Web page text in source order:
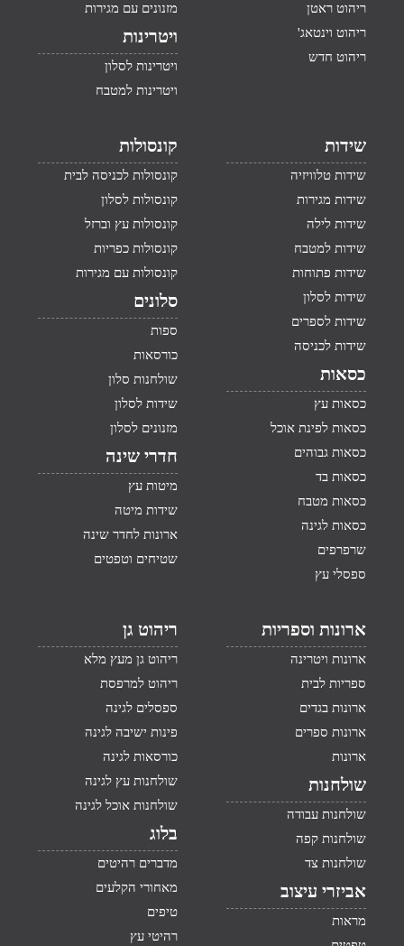
ריהוט ראטן
ריהוט וינטאג'
ריהוט חדש
מזנונים עם מגירות
ויטרינות
ויטרינות לסלון
ויטרינות למטבח
שידות
שידות טלוויזיה
שידות מגירות
שידות לילה
שידות למטבח
שידות פתוחות
שידות לסלון
שידות לספרים
שידות לכניסה
כסאות
כסאות עץ
כסאות לפינת אוכל
כסאות גבוהים
כסאות בד
כסאות מטבח
כסאות לגינה
שרפרפים
ספסלי עץ
קונסולות
קונסולות לכניסה לבית
קונסולות לסלון
קונסולות עץ וברזל
קונסולות כפריות
קונסולות עם מגירות
סלונים
ספות
כורסאות
שולחנות סלון
שידות לסלון
מזנונים לסלון
חדרי שינה
מיטות עץ
שידות מיטה
ארונות לחדר שינה
שטיחים וטפטים
ארונות וספריות
ארונות ויטרינה
ספריות לבית
ארונות בגדים
ארונות ספרים
ארונות
שולחנות
שולחנות עבודה
שולחנות קפה
שולחנות צד
אביזרי עיצוב
מראות
ריהוט גן
ריהוט גן מעץ מלא
ריהוט למרפסת
ספסלים לגינה
פינות ישיבה לגינה
כורסאות לגינה
שולחנות עץ לגינה
שולחנות אוכל לגינה
בלוג
מדברים רהיטים
מאחורי הקלעים
טיפים
רהיטי עץ